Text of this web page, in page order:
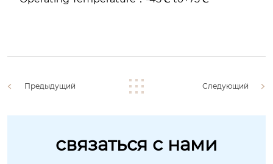
Предыдущий Следующий
связаться с нами